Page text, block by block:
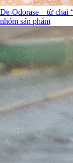
De-Odorase – từ chai
nhóm sản phẩm